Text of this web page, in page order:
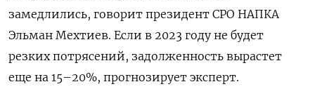
замедлились, говорит президент СРО НАПКА
Эльман Мехтиев. Если в 2023 году не будет
резких потрясений, задолженность вырастет
еще на 15–20%, прогнозирует эксперт.